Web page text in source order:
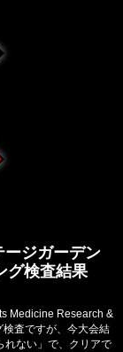
ージガーデン
グ検査結果
Medicine Research &
査ですが、今大会結
れない」で、クリアで